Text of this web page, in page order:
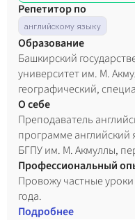
Репетитор по
английскому языку
Образование
Башкирский
университет им. М.
географический,
биологическая, 2013 г.
О себе
Преподаватель
программе английский
БГПУ им. М. Акмуллы,
Профессиональный
Провожу частные уроки
года.
Подробнее